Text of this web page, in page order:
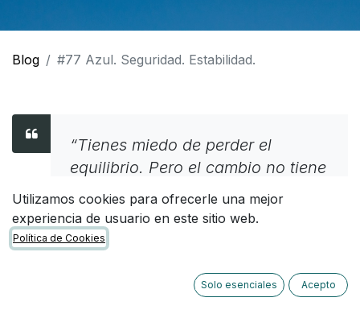
Blog #77 Azul. Seguridad. Estabilidad.
“Tienes miedo de perder el
equilibrio. Pero el cambio no tiene
por qué desequilibrarte.”
Ursula K. Le Guin
Utilizamos cookies para ofrecerle una mejor
experiencia de usuario en este sitio web.
Política de Cookies
Solo esenciales Acepto